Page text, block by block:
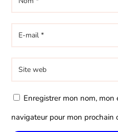
Enregistrer mon nom,
navigateur pour mon prochain